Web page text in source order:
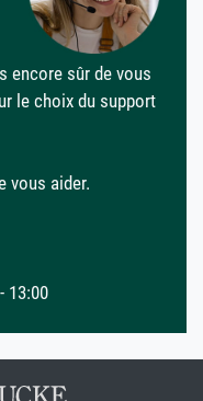
encore sûr de vous
le choix du support
vous aider.
13:00